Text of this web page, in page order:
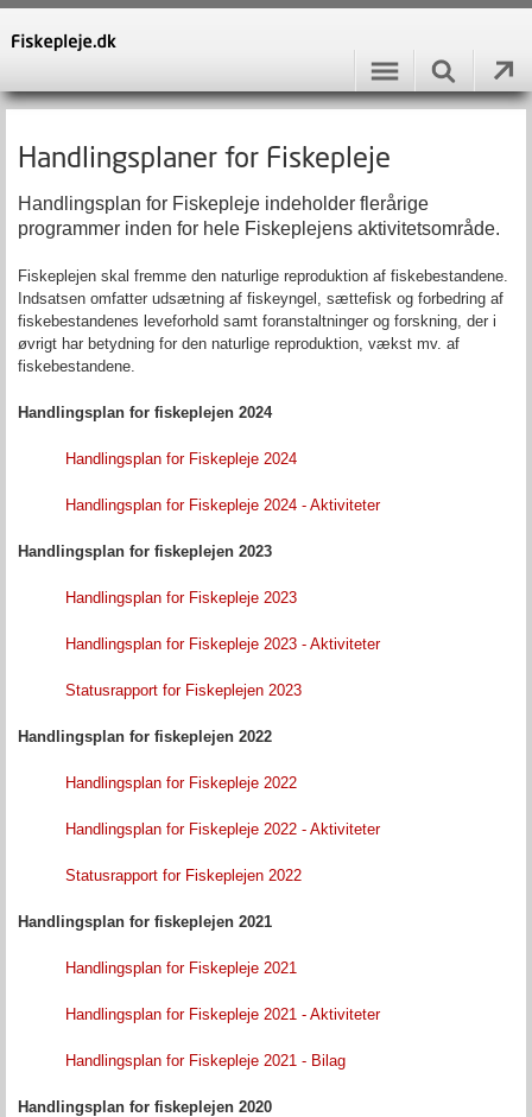
Handlingsplaner for Fiskepleje
Handlingsplan for Fiskepleje indeholder flerårige
programmer inden for hele Fiskeplejens aktivitetsområde.
Fiskeplejen skal fremme den naturlige reproduktion af fiskebestandene.
Indsatsen omfatter udsætning af fiskeyngel, sættefisk og forbedring af
fiskebestandenes leveforhold samt foranstaltninger og forskning, der i
øvrigt har betydning for den naturlige reproduktion, vækst mv. af
fiskebestandene.
Handlingsplan for fiskeplejen 2024
Handlingsplan for Fiskepleje 2024
Handlingsplan for Fiskepleje 2024 - Aktiviteter
Handlingsplan for fiskeplejen 2023
Handlingsplan for Fiskepleje 2023
Handlingsplan for Fiskepleje 2023 - Aktiviteter
Statusrapport for Fiskeplejen 2023
Handlingsplan for fiskeplejen 2022
Handlingsplan for Fiskepleje 2022
Handlingsplan for Fiskepleje 2022 - Aktiviteter
Statusrapport for Fiskeplejen 2022
Handlingsplan for fiskeplejen 2021
Handlingsplan for Fiskepleje 2021
Handlingsplan for Fiskepleje 2021 - Aktiviteter
Handlingsplan for Fiskepleje 2021 - Bilag
Handlingsplan for fiskeplejen 2020